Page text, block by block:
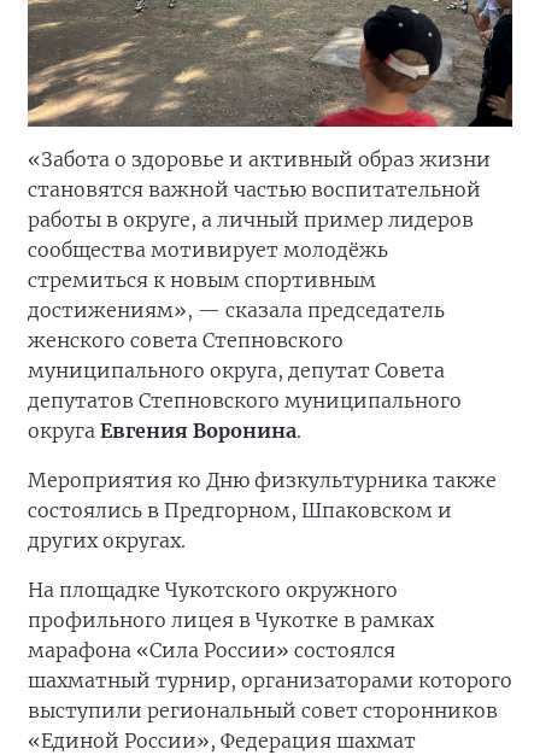
«Забота о здоровье и активный образ жизни
становятся важной частью воспитательной
работы в округе, а личный пример лидеров
сообщества мотивирует молодёжь
стремиться к новым спортивным
достижениям», — сказала председатель
женского совета Степновского
муниципального округа, депутат Совета
депутатов Степновского муниципального
округа Евгения Воронина.
Мероприятия ко Дню физкультурника также
состоялись в Предгорном, Шпаковском и
других округах.
На площадке Чукотского окружного
профильного лицея в Чукотке в рамках
марафона «Сила России» состоялся
шахматный турнир, организаторами которого
выступили региональный совет сторонников
«Единой России», Федерация шахмат